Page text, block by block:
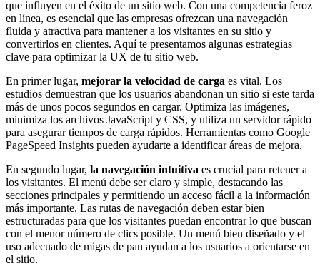
que influyen en el éxito de un sitio web. Con una competencia feroz
en línea, es esencial que las empresas ofrezcan una navegación
fluida y atractiva para mantener a los visitantes en su sitio y
convertirlos en clientes. Aquí te presentamos algunas estrategias
clave para optimizar la UX de tu sitio web.
En primer lugar, mejorar la velocidad de carga es vital. Los
estudios demuestran que los usuarios abandonan un sitio si este tarda
más de unos pocos segundos en cargar. Optimiza las imágenes,
minimiza los archivos JavaScript y CSS, y utiliza un servidor rápido
para asegurar tiempos de carga rápidos. Herramientas como Google
PageSpeed Insights pueden ayudarte a identificar áreas de mejora.
En segundo lugar, la navegación intuitiva es crucial para retener a
los visitantes. El menú debe ser claro y simple, destacando las
secciones principales y permitiendo un acceso fácil a la información
más importante. Las rutas de navegación deben estar bien
estructuradas para que los visitantes puedan encontrar lo que buscan
con el menor número de clics posible. Un menú bien diseñado y el
uso adecuado de migas de pan ayudan a los usuarios a orientarse en
el sitio.